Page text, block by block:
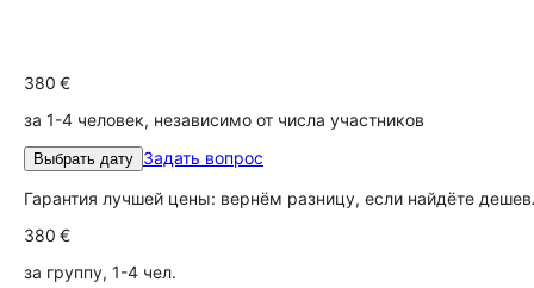
380 €
за 1-4 человек, независимо от числа участников
Выбрать дату Задать вопрос
Гарантия лучшей цены: вернём разницу, если найдёте
380 €
за группу, 1-4 чел.